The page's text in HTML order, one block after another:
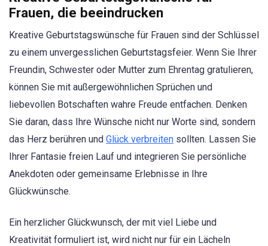
Frauen, die beeindrucken
Kreative Geburtstagswünsche für Frauen sind der Schlüssel
zu einem unvergesslichen Geburtstagsfeier. Wenn Sie Ihrer
Freundin, Schwester oder Mutter zum Ehrentag gratulieren,
können Sie mit außergewöhnlichen Sprüchen und
liebevollen Botschaften wahre Freude entfachen. Denken
Sie daran, dass Ihre Wünsche nicht nur Worte sind, sondern
das Herz berühren und Glück verbreiten sollten. Lassen Sie
Ihrer Fantasie freien Lauf und integrieren Sie persönliche
Anekdoten oder gemeinsame Erlebnisse in Ihre
Glückwünsche.
Ein herzlicher Glückwunsch, der mit viel Liebe und
Kreativität formuliert ist, wird nicht nur für ein Lächeln